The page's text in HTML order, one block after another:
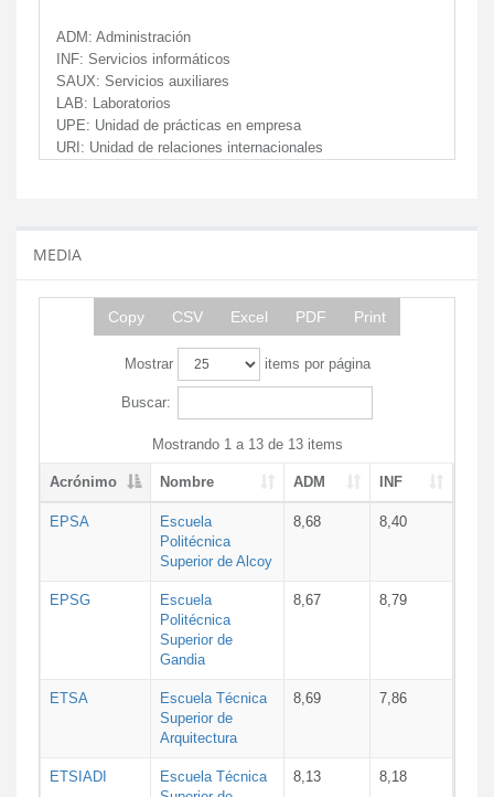
ADM: Administración
INF: Servicios informáticos
SAUX: Servicios auxiliares
LAB: Laboratorios
UPE: Unidad de prácticas en empresa
URI: Unidad de relaciones internacionales
MEDIA
Copy CSV Excel PDF Print
Mostrar items por página
Buscar:
Mostrando 1 a 13 de 13 items
Acrónimo Nombre ADM INF
EPSA
Escuela
Politécnica
Superior de Alcoy
8,68 8,40
EPSG
Escuela
Politécnica
Superior de
Gandia
8,67 8,79
ETSA
Escuela Técnica
Superior de
Arquitectura
8,69 7,86
ETSIADI
Escuela Técnica
8,13 8,18